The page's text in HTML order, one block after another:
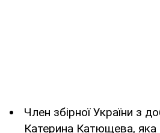
Член збірної України з
Катерина Катющева, яка